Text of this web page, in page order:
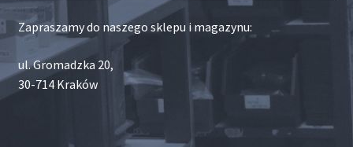
Zapraszamy do naszego sklepu i magazynu:
ul. Gromadzka 20,
30-714 Kraków